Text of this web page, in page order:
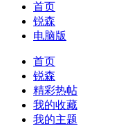
首页
锐森
电脑版
首页
锐森
精彩热帖
我的收藏
我的主题